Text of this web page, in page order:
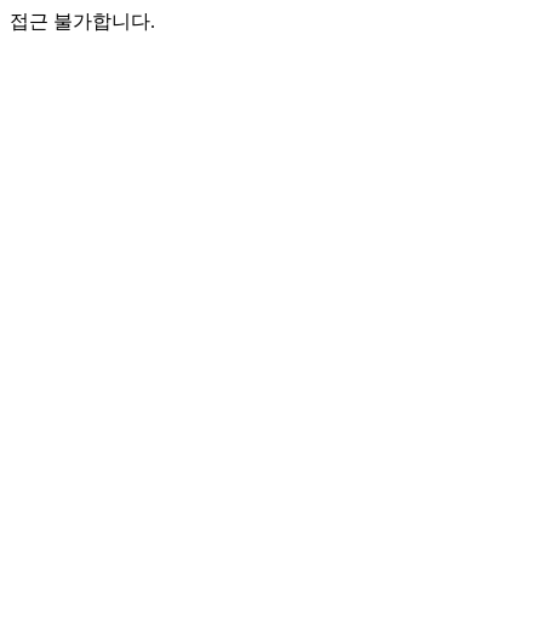
접근 불가합니다.